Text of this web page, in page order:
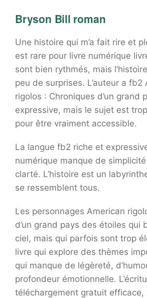
Bryson Bill roman
Une histoire qui m’a fait rire et
est rare pour livre numérique
sont bien rythmés, mais
peu de surprises. L’auteur a fb2
rigolos : Chroniques d’un grand
expressive, mais le sujet est
pour être vraiment accessible.
La langue fb2 riche et
numérique manque de
clarté. L’histoire est un
se ressemblent tous.
Les personnages American
d’un grand pays des étoiles qui
ciel, mais qui parfois sont trop
livre qui explore des thèmes
qui manque de légèreté,
profondeur émotionnelle.
téléchargement gratuit efficace,